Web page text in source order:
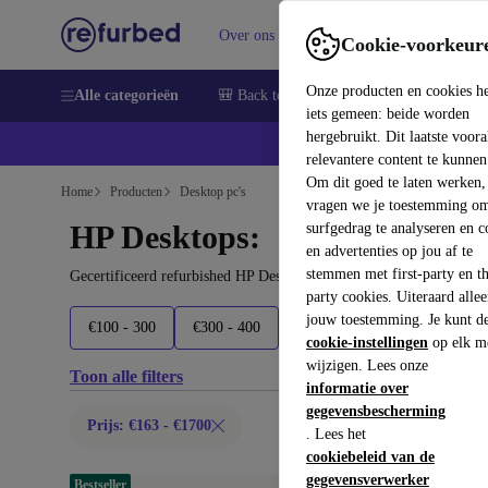
Cookie-
Onze producten en cookies
iets gemeen: beide worden
hergebruikt. Dit laatste
relevantere content te
Om dit goed te laten werken,
vragen we je toestemming
surfgedrag te analyseren en
en advertenties op jou af te
stemmen met first-party en
party cookies. Uiteraard
jouw toestemming. Je kunt
cookie-instellingen op elk
wijzigen. Lees onze
informatie over
gegevensbescherming
. Lees het
cookiebeleid van de
gegevensverwerker
Over ons Verkopen Support
Alle categorieën 🎒 Back to school Smartphones
Home Producten Desktop pc's
HP Desktops:
Gecertificeerd refurbished HP Desktops onder 1700€ – bespaar
€100 - 300 €300 - 400 €400 - 500 €500+
Toon alle filters
Prijs: €163 - €1700
Bestseller